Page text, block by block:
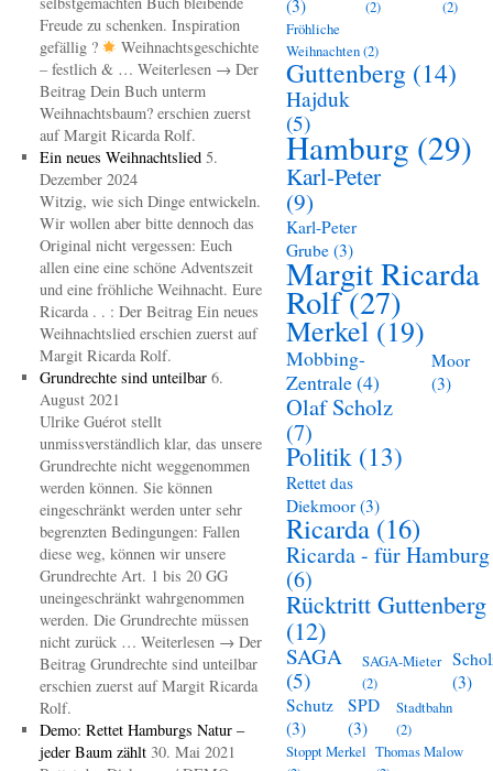
Freude zu schenken. Inspiration
gefällig ?
Weihnachtsgeschichte
– festlich & … Weiterlesen → Der
Beitrag Dein Buch unterm
Weihnachtsbaum? erschien zuerst
auf Margit Ricarda Rolf.
Ein neues Weihnachtslied 5.
Dezember 2024
Witzig, wie sich Dinge entwickeln.
Wir wollen aber bitte dennoch das
Original nicht vergessen: Euch
allen eine eine schöne Adventszeit
und eine fröhliche Weihnacht. Eure
Ricarda . . : Der Beitrag Ein neues
Weihnachtslied erschien zuerst auf
Margit Ricarda Rolf.
Grundrechte sind unteilbar 6.
August 2021
Ulrike Guérot stellt
unmissverständlich klar, das unsere
Grundrechte nicht weggenommen
werden können. Sie können
eingeschränkt werden unter sehr
begrenzten Bedingungen: Fallen
diese weg, können wir unsere
Grundrechte Art. 1 bis 20 GG
uneingeschränkt wahrgenommen
werden. Die Grundrechte müssen
nicht zurück … Weiterlesen → Der
Beitrag Grundrechte sind unteilbar
erschien zuerst auf Margit Ricarda
Rolf.
Demo: Rettet Hamburgs Natur –
jeder Baum zählt 30. Mai 2021
(3) (2)
(2)
Fröhliche
Weihnachten(2)
Guttenberg (14)
Hajduk
(5)
Hamburg (29)
Karl-Peter
(9)
Karl-Peter
Grube (3)
Margit Ricarda
Rolf(27)
Merkel (19)
Mobbing-
Zentrale(4)
Moor
(3)
Olaf Scholz
(7)
Politik (13)
Rettet das
Diekmoor (3)
Ricarda (16)
Ricarda - für Hamburg
(6)
Rücktritt Guttenberg
(12)
SAGA
(5)
SAGA-Mieter
(2)
(3)
Schutz
(3)
SPD
(3)
Stadtbahn
(2)
Stoppt Merkel Thomas Malow